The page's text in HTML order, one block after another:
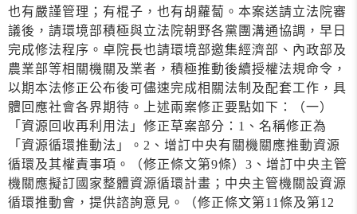
也有嚴謹管理；有棍子，也有胡蘿蔔。本案送請立法院審
議後，請環境部積極與立法院朝野各黨團溝通協調，早日
完成修法程序。卓院長也請環境部邀集經濟部、內政部及
農業部等相關機關及業者，積極推動後續授權法規命令，
以期本法修正公布後可儘速完成相關法制及配套工作，具
體回應社會各界期待。上述兩案修正要點如下：（一）
「資源回收再利用法」修正草案部分：1、名稱修正為
「資源循環推動法」。2、增訂中央有關機關應推動資源
循環及其權責事項。（修正條文第9條）3、增訂中央主管
機關應擬訂國家整體資源循環計畫；中央主管機關設資源
循環推動會，提供諮詢意見。（修正條文第11條及第12